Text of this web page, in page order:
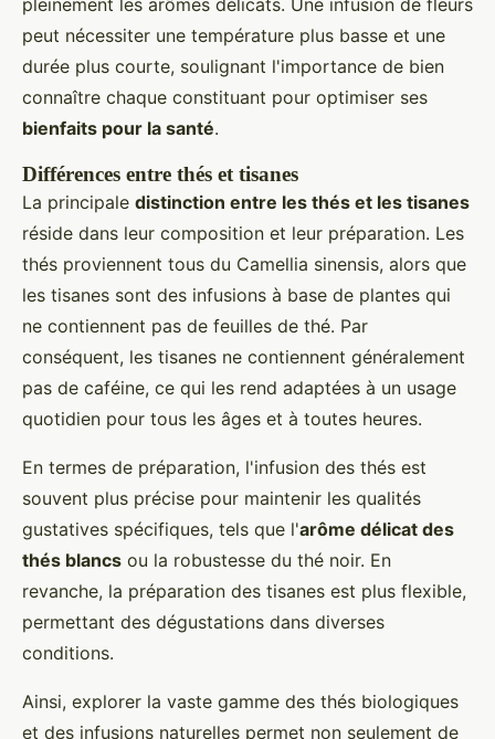
pleinement les arômes délicats. Une infusion de fleurs
peut nécessiter une température plus basse et une
durée plus courte, soulignant l'importance de bien
connaître chaque constituant pour optimiser ses
bienfaits pour la santé.
Différences entre thés et tisanes
La principale distinction entre les thés et les tisanes
réside dans leur composition et leur préparation. Les
thés proviennent tous du Camellia sinensis, alors que
les tisanes sont des infusions à base de plantes qui
ne contiennent pas de feuilles de thé. Par
conséquent, les tisanes ne contiennent généralement
pas de caféine, ce qui les rend adaptées à un usage
quotidien pour tous les âges et à toutes heures.
En termes de préparation, l'infusion des thés est
souvent plus précise pour maintenir les qualités
gustatives spécifiques, tels que l'arôme délicat des
thés blancs ou la robustesse du thé noir. En
revanche, la préparation des tisanes est plus flexible,
permettant des dégustations dans diverses
conditions.
Ainsi, explorer la vaste gamme des thés biologiques
et des infusions naturelles permet non seulement de